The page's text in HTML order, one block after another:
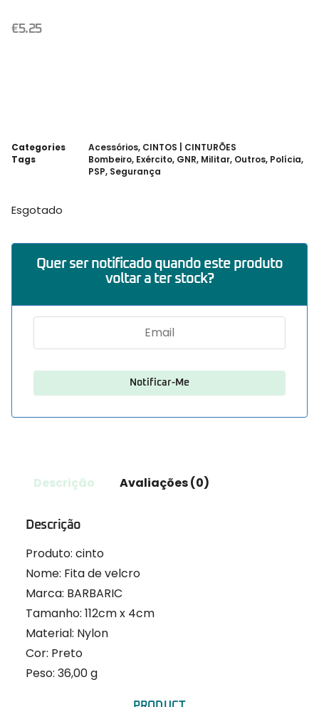
€5.25
Categories Acessórios, CINTOS | CINTURÕES
Tags
Bombeiro, Exército, GNR, Militar, Outros, Polícia,
PSP, Segurança
Esgotado
Quer ser notificado quando este produto
voltar a ter stock?
Descrição Avaliações (0)
Descrição
Produto: cinto
Nome: Fita de velcro
Marca: BARBARIC
Tamanho: 112cm x 4cm
Material: Nylon
Cor: Preto
Peso: 36,00 g